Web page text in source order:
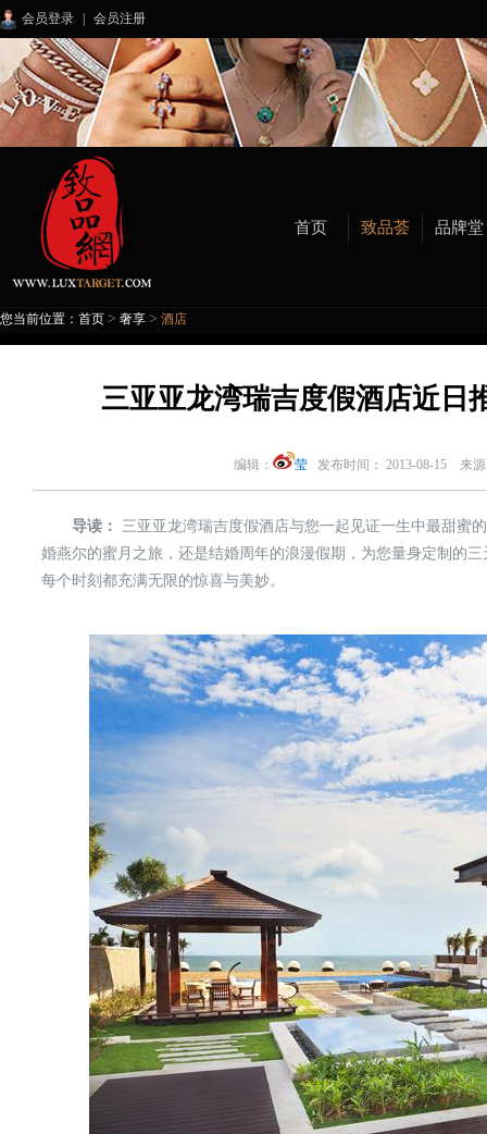
会员登录 会员注册
首页 致品荟 品牌堂
您当前位置： 首页 > 奢享 > 酒店
三亚亚龙湾瑞吉度假酒店近日
编辑： 莹 发布时间： 2013-08-15 来
导读：
三亚亚龙湾瑞吉度假酒店与您一起见证一生中最甜蜜
婚燕尔的蜜月之旅，还是结婚周年的浪漫假期，为您量身定制的
每个时刻都充满无限的惊喜与美妙。